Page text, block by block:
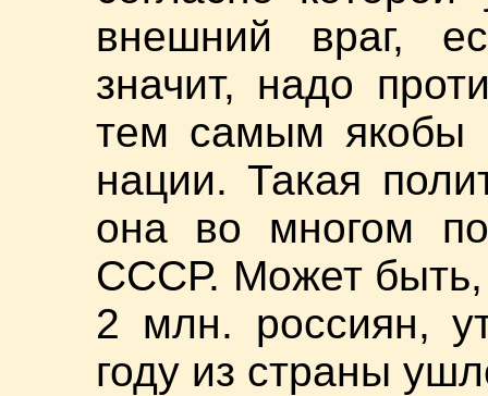
внешний враг,
значит, надо
тем самым якобы
нации. Такая
она во многом
СССР. Может быть,
2 млн. россиян,
году из страны